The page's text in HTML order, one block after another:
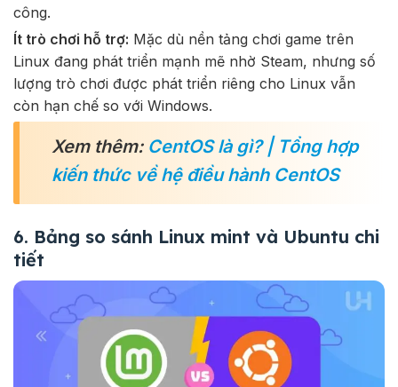
công.
Ít trò chơi hỗ trợ: Mặc dù nền tảng chơi game trên
Linux đang phát triển mạnh mẽ nhờ Steam, nhưng số
lượng trò chơi được phát triển riêng cho Linux vẫn
còn hạn chế so với Windows.
Xem thêm: CentOS là gì? | Tổng hợp
kiến thức về hệ điều hành CentOS
6. Bảng so sánh Linux mint và Ubuntu chi
tiết